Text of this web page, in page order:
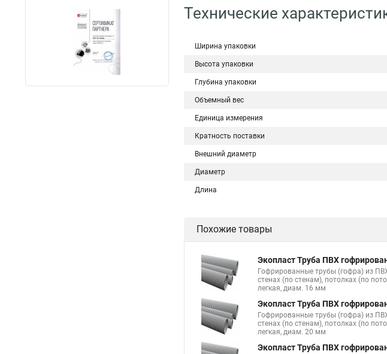
Технические
Ширина упаковки
Высота упаковки
Глубина упаковки
Объемный вес
Единица измерения
Кратность поставки
Внешний диаметр
Диаметр
Длина
Похожие товары
Экопласт Труба ПВХ
Гофрированные трубы (гофра) из
стенах (по стенам), потолках (по
легкая, диам. 16 мм
Экопласт Труба ПВХ
Гофрированные трубы (гофра) из
стенах (по стенам), потолках (по
легкая, диам. 20 мм
Экопласт Труба ПВХ